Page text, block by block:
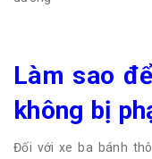
Làm sao
không bị
Đối với xe ba bánh